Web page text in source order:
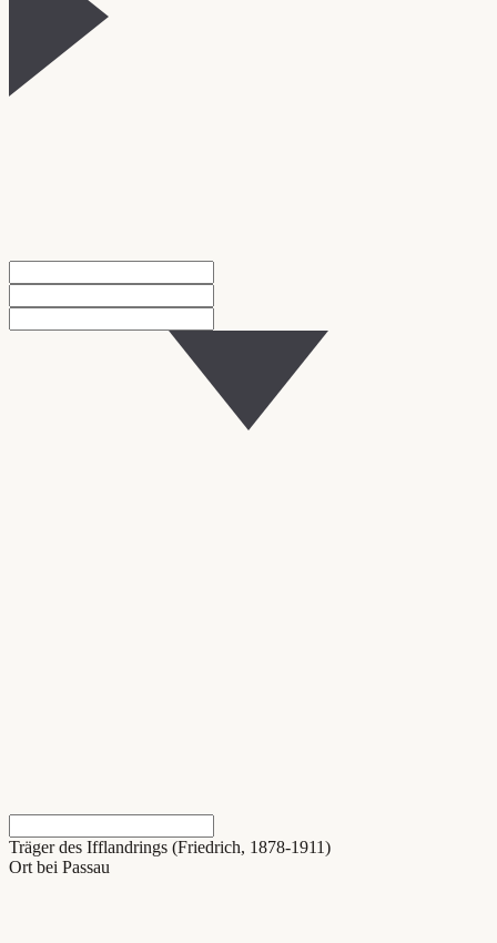
Träger des Ifflandrings (Friedrich, 1878-1911)
Ort bei Passau